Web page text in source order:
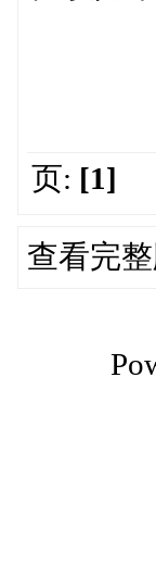
页: [1]
查看完